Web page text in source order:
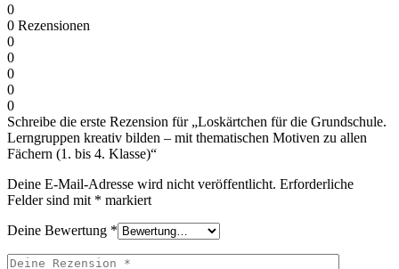
0
0 Rezensionen
0
0
0
0
0
Schreibe die erste Rezension für „Loskärtchen für die Grundschule.
Lerngruppen kreativ bilden – mit thematischen Motiven zu allen
Fächern (1. bis 4. Klasse)“
Deine E-Mail-Adresse wird nicht veröffentlicht. Erforderliche
Felder sind mit * markiert
Deine Bewertung *
Deine